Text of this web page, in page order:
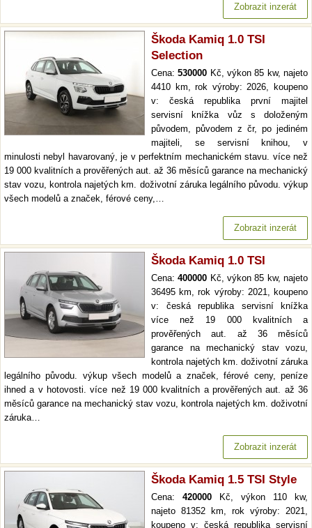
Zobrazit inzerát
Škoda Kamiq 1.0 TSI
Selection
Cena:530000 Kč, výkon 85 kw, najeto
4410 km, rok výroby: 2026, koupeno
v: česká republika první majitel
servisní knížka vůz s doloženým
původem, původem z čr, po jediném
majiteli, se servisní knihou, v
minulosti nebyl havarovaný, je v perfektním mechanickém stavu. více než
19 000 kvalitních a prověřených aut. až 36 měsíců garance na mechanický
stav vozu, kontrola najetých km. doživotní záruka legálního původu. výkup
všech modelů a značek, férové ceny,…
Zobrazit inzerát
Škoda Kamiq 1.0 TSI
Cena:400000 Kč, výkon 85 kw, najeto
36495 km, rok výroby: 2021, koupeno
v: česká republika servisní knížka
více než 19 000 kvalitních a
prověřených aut. až 36 měsíců
garance na mechanický stav vozu,
kontrola najetých km. doživotní záruka
legálního původu. výkup všech modelů a značek, férové ceny, peníze
ihned a v hotovosti. více než 19 000 kvalitních a prověřených aut. až 36
měsíců garance na mechanický stav vozu, kontrola najetých km. doživotní
záruka…
Zobrazit inzerát
Škoda Kamiq 1.5 TSI Style
Cena: 420000 Kč, výkon 110 kw,
najeto 81352 km, rok výroby: 2021,
koupeno v: česká republika servisní